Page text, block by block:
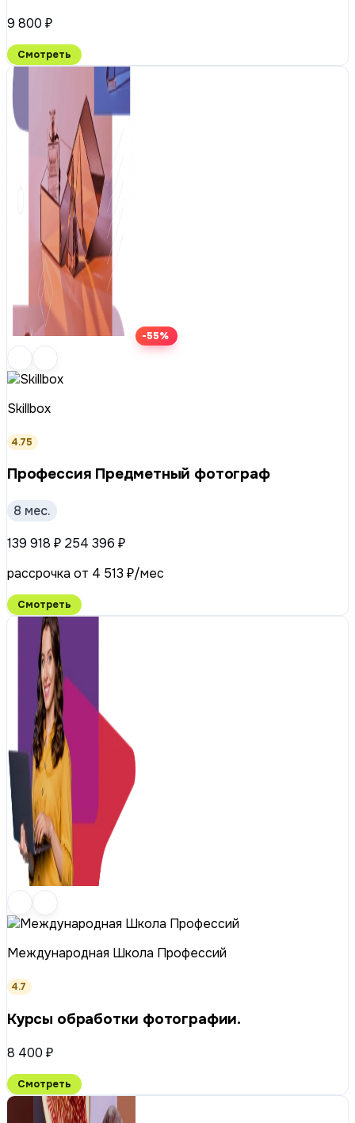
9 800 ₽
Смотреть
-55%
Skillbox
4.75
Профессия Предметный фотограф
8 мес.
139 918 ₽ 254 396 ₽
рассрочка от 4 513 ₽/мес
Смотреть
Международная Школа Профессий
4.7
Курсы обработки фотографии.
8 400 ₽
Смотреть